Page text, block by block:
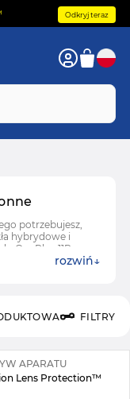
Odkryj teraz
potrzebujesz,
hybrydowe i
OnePlus 11R.
rozwiń
FILTRY
APARATU
Lens Protection™